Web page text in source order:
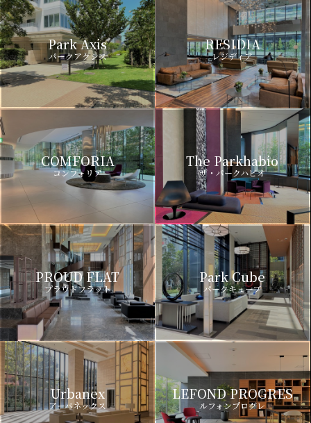
Park Axis
パークアクシス
RESIDIA
レジディア
COMFORIA
コンフォリア
The Parkhabio
ザ・パークハビオ
PROUD FLAT
プラウドフラット
Park Cube
パークキューブ
Urbanex
アーバネックス
LEFOND PROGRES
ルフォンプログレ